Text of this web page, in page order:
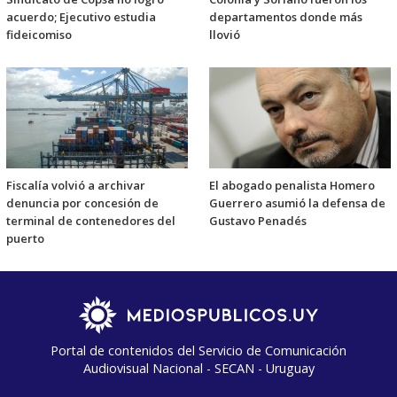
acuerdo; Ejecutivo estudia
fideicomiso
departamentos donde más
llovió
Fiscalía volvió a archivar
denuncia por concesión de
terminal de contenedores del
puerto
El abogado penalista Homero
Guerrero asumió la defensa de
Gustavo Penadés
Portal de contenidos del Servicio de Comunicación
Audiovisual Nacional - SECAN - Uruguay